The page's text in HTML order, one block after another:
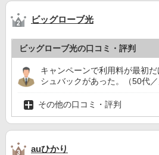
ビッグローブ光
ビッグローブ光の口コミ・評判
キャンペーンで利用料が最初
シュバックがあった。（50代／
その他の口コミ・評判
auひかり